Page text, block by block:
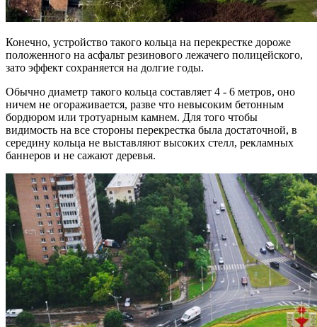
Конечно, устройство такого кольца на перекрестке дороже
положенного на асфальт резинового лежачего полицейского,
зато эффект сохраняется на долгие годы.
Обычно диаметр такого кольца составляет 4 - 6 метров, оно
ничем не огораживается, разве что невысоким бетонным
бордюром или тротуарным камнем. Для того чтобы
видимость на все стороны перекрестка была достаточной, в
середину кольца не выставляют высоких стелл, рекламных
баннеров и не сажают деревья.